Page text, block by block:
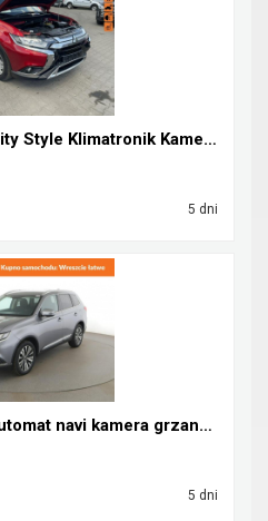
Mitsubishi Outlander City Style Klimatronik Kamera...
5 dni
Mitsubishi Outlander automat navi kamera grzane fo...
5 dni